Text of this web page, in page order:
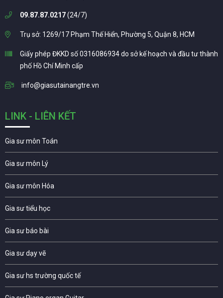
09.87.87.0217(24/7)
Trụ sở: 1269/17 Phạm Thế Hiển, Phường 5, Quận 8, HCM
Giấy phép ĐKKD số 0316086934 do sở kế hoạch và đầu tư thành
phố Hồ Chí Minh cấp
info@giasutainangtre.vn
LINK - LIÊN KẾT
Gia sư môn Toán
Gia sư môn Lý
Gia sư môn Hóa
Gia sư tiểu học
Gia sư báo bài
Gia sư dạy vẽ
Gia sư hs trường quốc tế